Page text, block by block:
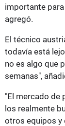
importante
agregó.
El técnico
todavía está
no es algo que
semanas",
"El mercado de
los realmente
otros equipos y